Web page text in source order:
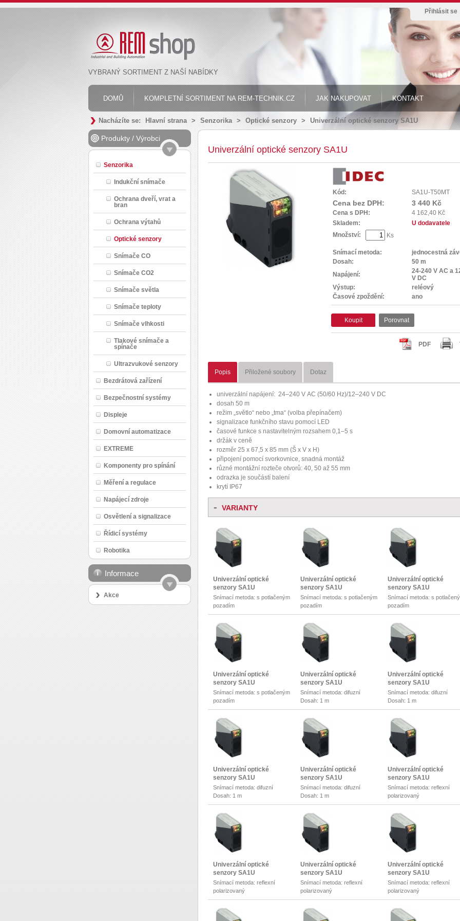
Přihlásit se
VYBRANÝ SORTIMENT Z NAŠÍ NABÍDKY
DOMŮ KOMPLETNÍ SORTIMENT NA REM-TECHNIK.CZ JAK NAKUPOVAT KONTAKT
Nacházíte se: Hlavní strana > Senzorika > Optické senzory > Univerzální optické senzory SA1U
Produkty / Výrobci
Senzorika
Indukční snímače
Ochrana dveří, vrat a
bran
Ochrana výtahů
Optické senzory
Snímače CO
Snímače CO2
Snímače světla
Snímače teploty
Snímače vlhkosti
Tlakové snímače a
spínače
Ultrazvukové senzory
Bezdrátová zařízení
Bezpečnostní systémy
Displeje
Domovní automatizace
EXTREME
Komponenty pro spínání
Měření a regulace
Napájecí zdroje
Osvětlení a signalizace
Řídicí systémy
Robotika
Informace
Akce
Univerzální optické senzory SA1U
Kód: SA1U-T50MT
Cena bez DPH: 3 440 Kč
Cena s DPH:
4 162,40 Kč
Skladem:
U dodavatele
Množství:
Ks
Snímací metoda:
jednocestná
Dosah:
50 m
Napájení:
24-240 V AC a
V DC
Výstup:
reléový
Časové zpoždění:
ano
Koupit Porovnat
PDF
Popis Přiložené soubory Dotaz
univerzální napájení: 24–240 V AC (50/60 Hz)/12–240 V DC
dosah 50 m
režim „světlo“ nebo „tma“ (volba přepínačem)
signalizace funkčního stavu pomocí LED
časové funkce s nastavitelným rozsahem 0,1–5 s
držák v ceně
rozměr 25 x 67,5 x 85 mm (Š x V x H)
připojení pomocí svorkovnice, snadná montáž
různé montážní rozteče otvorů: 40, 50 až 55 mm
odrazka je součástí balení
krytí IP67
- VARIANTY
Univerzální optické
senzory SA1U
Snímací metoda: s potlačeným
pozadím
Dosah: 2 m
Univerzální optické
senzory SA1U
Snímací metoda: s potlačeným
pozadím
Dosah: 2 m
Univerzální optické
senzory SA1U
Snímací metoda: s
pozadím
Dosah: 2 m
Univerzální optické
senzory SA1U
Snímací metoda: s potlačeným
pozadím
Dosah: 2 m
Univerzální optické
senzory SA1U
Snímací metoda: difuzní
Dosah: 1 m
Univerzální optické
senzory SA1U
Snímací metoda: difuzní
Dosah: 1 m
Univerzální optické
senzory SA1U
Snímací metoda: difuzní
Dosah: 1 m
Univerzální optické
senzory SA1U
Snímací metoda: difuzní
Dosah: 1 m
Univerzální optické
senzory SA1U
Snímací metoda: reflexní
polarizovaný
Dosah: 7 m
Univerzální optické
senzory SA1U
Snímací metoda: reflexní
polarizovaný
Dosah: 7 m
Univerzální optické
senzory SA1U
Snímací metoda: reflexní
polarizovaný
Dosah: 7 m
Univerzální optické
senzory SA1U
Snímací metoda: reflexní
polarizovaný
Dosah: 7 m